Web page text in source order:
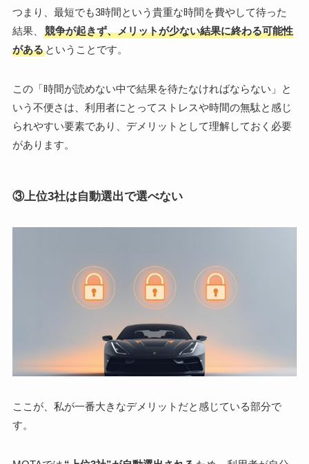
つまり、最短でも3時間という貴重な時間を費やして待った
結果、
競争が起きず、メリットが少ない結果に終わる可能性
があるということです。
この「時間が読めない中で結果を待たなければならない」と
いう不便さは、利用者にとってストレスや時間の無駄と感じ
られやすい要素であり、デメリットとして理解しておく必要
があります。
③上位3社は自動選出で選べない
ここが、私が一番大きなデメリットだと感じている部分で
す。